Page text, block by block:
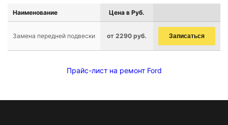
Наименование Цена в Руб.
Замена передней подвески от 2290 руб. Записаться
Прайс-лист на ремонт Ford